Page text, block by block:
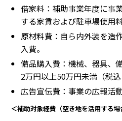
借家料：補助事業年度に事
する家賃および駐車場使用料
原材料費：自ら内外装を造
入費。
備品購入費：機械、器具、
2万円以上50万円未満（税
広告宣伝費：事業の広報活
＜補助対象経費（空き地を活用する場